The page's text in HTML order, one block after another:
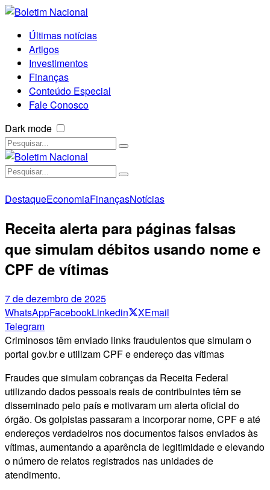
Últimas notícias
Artigos
Investimentos
Finanças
Conteúdo Especial
Fale Conosco
Dark mode
DestaqueEconomiaFinançasNotícias
Receita alerta para páginas falsas
que simulam débitos usando nome e
CPF de vítimas
7 de dezembro de 2025
WhatsAppFacebookLinkedin XEmail
Telegram
Criminosos têm enviado links fraudulentos que simulam o
portal gov.br e utilizam CPF e endereço das vítimas
Fraudes que simulam cobranças da Receita Federal
utilizando dados pessoais reais de contribuintes têm se
disseminado pelo país e motivaram um alerta oficial do
órgão. Os golpistas passaram a incorporar nome, CPF e até
endereços verdadeiros nos documentos falsos enviados às
vítimas, aumentando a aparência de legitimidade e elevando
o número de relatos registrados nas unidades de
atendimento.